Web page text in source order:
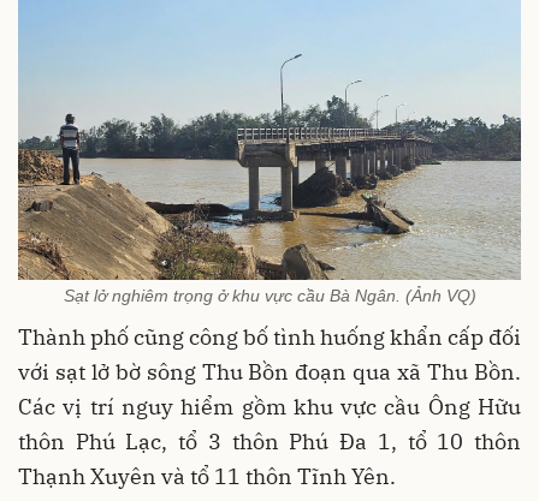
Sạt lở nghiêm trọng ở khu vực cầu Bà Ngân. (Ảnh VQ)
Thành phố cũng công bố tình huống khẩn cấp đối
với sạt lở bờ sông Thu Bồn đoạn qua xã Thu Bồn.
Các vị trí nguy hiểm gồm khu vực cầu Ông Hữu
thôn Phú Lạc, tổ 3 thôn Phú Đa 1, tổ 10 thôn
Thạnh Xuyên và tổ 11 thôn Tĩnh Yên.